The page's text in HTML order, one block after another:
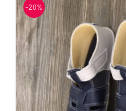
mitu
varianti.
Valikuid
saab
teha
tootelehel.
-20%